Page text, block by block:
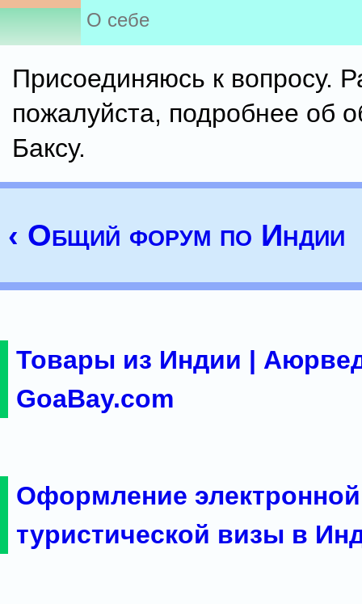
О себе
Присоединяюсь к вопросу.
пожалуйста, подробнее об
Баксу.
‹ Общий форум по Индии
Товары из Индии |
GoaBay.com
Оформление электронной
туристической визы в